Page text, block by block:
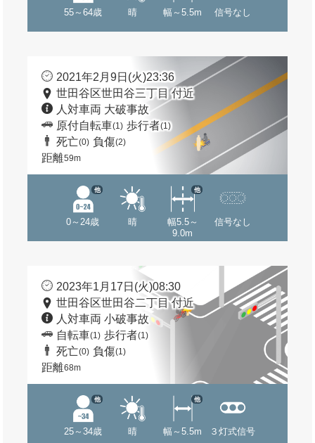
55～64歳 晴 幅～5.5m 信号なし
2021年2月9日(火)23:36
世田谷区世田谷三丁目 付近
人対車両 大破事故
原付自転車(1) 歩行者(1)
死亡(0) 負傷(2)
距離59m
0～24歳
他
晴
幅5.5～
9.0m
他
信号なし
2023年1月17日(火)08:30
世田谷区世田谷二丁目 付近
人対車両 小破事故
自転車(1) 歩行者(1)
死亡(0) 負傷(1)
距離68m
25～34歳
他
晴 幅～5.5m
他
３灯式信号